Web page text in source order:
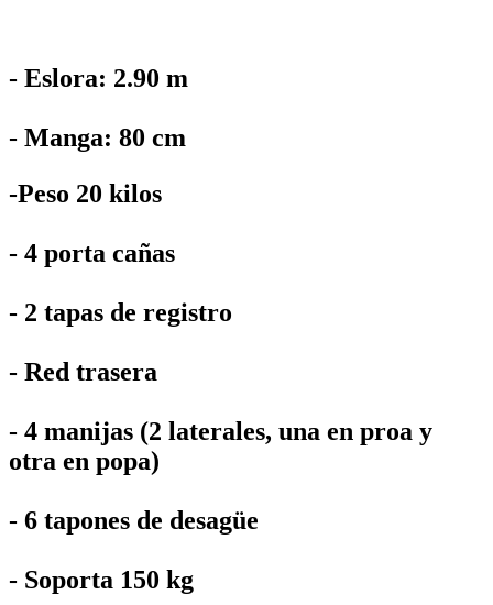
- Eslora: 2.90 m
- Manga: 80 cm
-Peso 20 kilos
- 4 porta cañas
- 2 tapas de registro
- Red trasera
- 4 manijas (2 laterales, una en proa y
otra en popa)
- 6 tapones de desagüe
- Soporta 150 kg